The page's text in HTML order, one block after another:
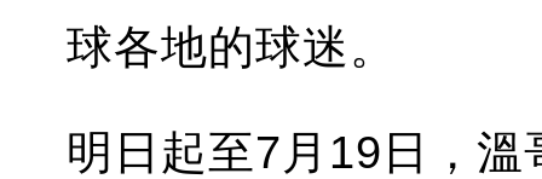
球各地的球迷。
明日起至7月19日，